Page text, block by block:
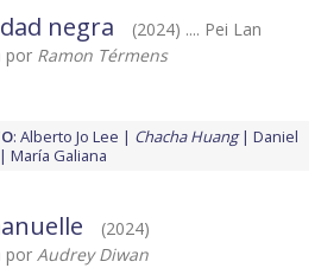
negra
(2024) .... Pei Lan
por Ramon Térmens
: Alberto Jo Lee Chacha Huang
Daniel
María Galiana
(2024)
por Audrey Diwan